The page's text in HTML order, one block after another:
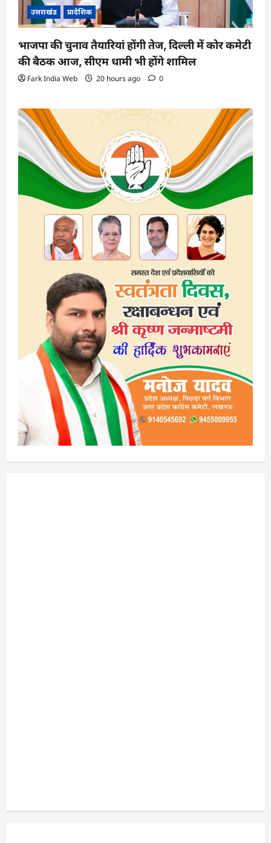
उत्तराखंड प्रादेशिक
भाजपा की चुनाव तैयारियां होंगी तेज, दिल्ली में कोर कमेटी
की बैठक आज, सीएम धामी भी होंगे शामिल
Fark India Web 20 hours ago 0